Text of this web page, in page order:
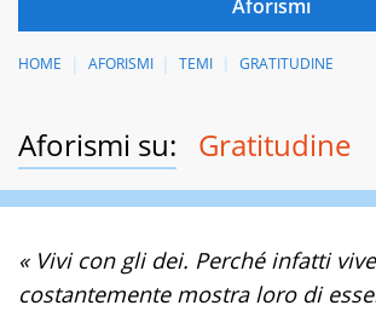
HOME AFORISMI TEMI GRATITUDINE
Aforismi su: Gratitudine
« Vivi con gli dei. Perché infatti
costantemente mostra loro di